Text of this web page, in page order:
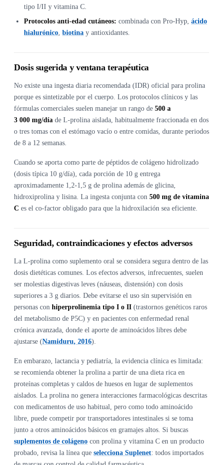
tipo I/II y vitamina C.
Protocolos anti-edad cutáneos: combinada con Pro-Hyp, ácido
hialurónico biotina y antioxidantes.
Dosis sugerida y ventana terapéutica
No existe una ingesta diaria recomendada (IDR) oficial para prolina
porque es sintetizable por el cuerpo. Los protocolos clínicos y las
fórmulas comerciales suelen manejar un rango de 500 a
3 000 mg/día de L-prolina aislada, habitualmente fraccionada en dos
o tres tomas con el estómago vacío o entre comidas, durante periodos
de 8 a 12 semanas.
Cuando se aporta como parte de péptidos de colágeno hidrolizado
(dosis típica 10 g/día), cada porción de 10 g entrega
aproximadamente 1,2-1,5 g de prolina además de glicina,
hidroxiprolina y lisina. La ingesta conjunta con 500 mg de vitamina
C es el co-factor obligado para que la hidroxilación sea eficiente.
Seguridad, contraindicaciones y efectos adversos
La L-prolina como suplemento oral se considera segura dentro de las
dosis dietéticas comunes. Los efectos adversos, infrecuentes, suelen
ser molestias digestivas leves (náuseas, distensión) con dosis
superiores a 3 g diarios. Debe evitarse el uso sin supervisión en
personas con hiperprolinemia tipo I o II (trastornos genéticos raros
del metabolismo de P5C) y en pacientes con enfermedad renal
crónica avanzada, donde el aporte de aminoácidos libres debe
ajustarse (Namiduru, 2016).
En embarazo, lactancia y pediatría, la evidencia clínica es limitada:
se recomienda obtener la prolina a partir de una dieta rica en
proteínas completas y caldos de huesos en lugar de suplementos
aislados. La prolina no genera interacciones farmacológicas descritas
con medicamentos de uso habitual, pero como todo aminoácido
libre, puede competir por transportadores intestinales si se toma
junto a otros aminoácidos básicos en gramajes altos. Si buscas
suplementos de colágeno con prolina y vitamina C en un producto
probado, revisa la línea que selecciona Suplenet: todos importados